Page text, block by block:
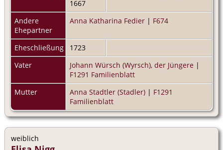
1667
Andere
Ehepartner
Anna Katharina Fedier | F674
Eheschließung
1723
Vater
Johann Würsch (Wyrsch), der Jüngere |
F1291 Familienblatt
Mutter
Anna Stadtler (Stadler) | F1291
Familienblatt
weiblich